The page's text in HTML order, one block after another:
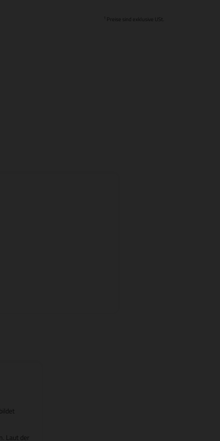
1 Preise sind exklusive USt.
Laut der